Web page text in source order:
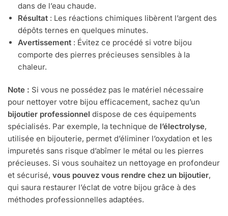
dans de l’eau chaude.
Résultat : Les réactions chimiques libèrent l’argent des
dépôts ternes en quelques minutes.
Avertissement : Évitez ce procédé si votre bijou
comporte des pierres précieuses sensibles à la
chaleur.
Note : Si vous ne possédez pas le matériel nécessaire
pour nettoyer votre bijou efficacement, sachez qu’un
bijoutier professionnel dispose de ces équipements
spécialisés. Par exemple, la technique de l’électrolyse,
utilisée en bijouterie, permet d’éliminer l’oxydation et les
impuretés sans risque d’abîmer le métal ou les pierres
précieuses. Si vous souhaitez un nettoyage en profondeur
et sécurisé, vous pouvez vous rendre chez un bijoutier,
qui saura restaurer l’éclat de votre bijou grâce à des
méthodes professionnelles adaptées.